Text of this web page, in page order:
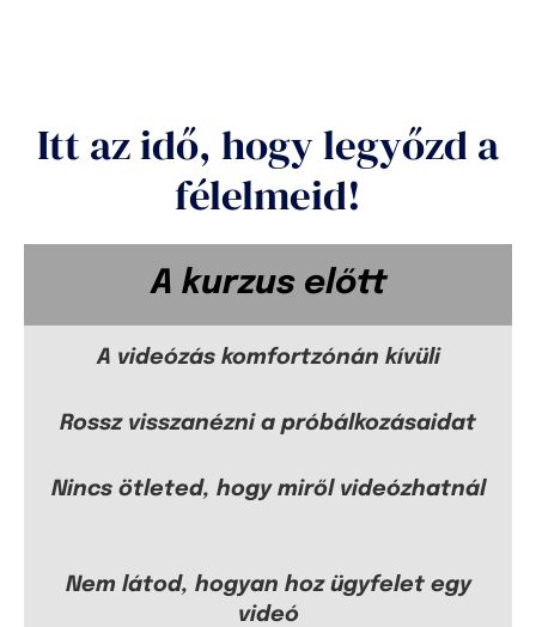
Itt az idő, hogy legyőzd a
félelmeid!
A kurzus előtt
A videózás komfortzónán kívüli
Rossz visszanézni a próbálkozásaidat
Nincs ötleted, hogy miről videózhatnál
Nem látod, hogyan hoz ügyfelet egy
videó